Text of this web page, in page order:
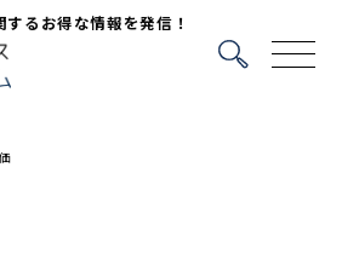
るお得な情報を発信！